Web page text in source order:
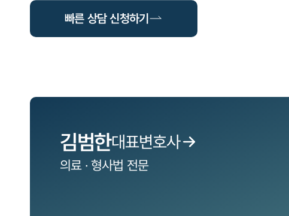
빠른 상담 신청하기
김범한대표변호사
의료 · 형사법 전문